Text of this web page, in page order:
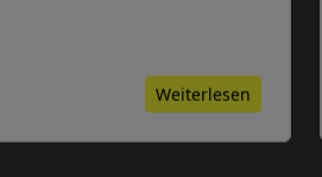
Weiterlesen